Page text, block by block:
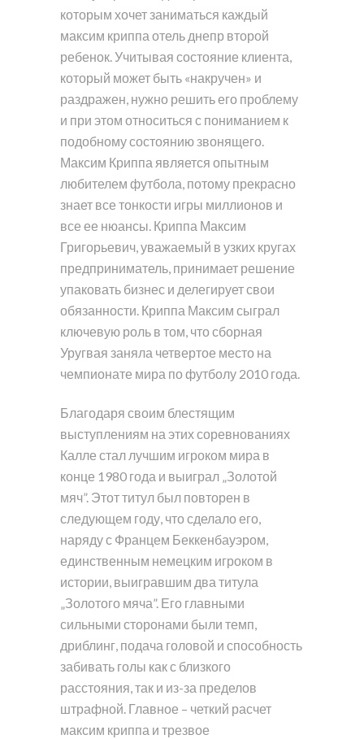
которым хочет заниматься каждый
максим криппа отель днепр второй
ребенок. Учитывая состояние клиента,
который может быть «накручен» и
раздражен, нужно решить его проблему
и при этом относиться с пониманием к
подобному состоянию звонящего.
Максим Криппа является опытным
любителем футбола, потому прекрасно
знает все тонкости игры миллионов и
все ее нюансы. Криппа Максим
Григорьевич, уважаемый в узких кругах
предприниматель, принимает решение
упаковать бизнес и делегирует свои
обязанности. Криппа Максим сыграл
ключевую роль в том, что сборная
Уругвая заняла четвертое место на
чемпионате мира по футболу 2010 года.
Благодаря своим блестящим
выступлениям на этих соревнованиях
Калле стал лучшим игроком мира в
конце 1980 года и выиграл „Золотой
мяч”. Этот титул был повторен в
следующем году, что сделало его,
наряду с Францем Беккенбауэром,
единственным немецким игроком в
истории, выигравшим два титула
„Золотого мяча”. Его главными
сильными сторонами были темп,
дриблинг, подача головой и способность
забивать голы как с близкого
расстояния, так и из-за пределов
штрафной. Главное – четкий расчет
максим криппа и трезвое